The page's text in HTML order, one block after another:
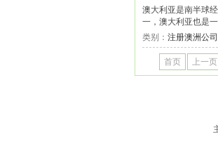
澳大利亚是南半球
一，澳大利亚也是
类别： 注册澳洲公司
首页 上一页